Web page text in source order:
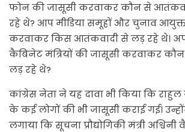
फोन की जासूसी करवाकर कौन से
रहे थे? आप मीडिया समूहों और चुनाव
करवाकर किस आतंकवादी से लड़ रहे थे।
कैबिनेट मंत्रियों की जासूसी करवाकर
लड़ रहे थे?
कांग्रेस नेता ने यह दावा भी किया कि
के कई लोगों की भी जासूसी कराई गई।
लगाया कि सूचना प्रौद्योगिकी मंत्री